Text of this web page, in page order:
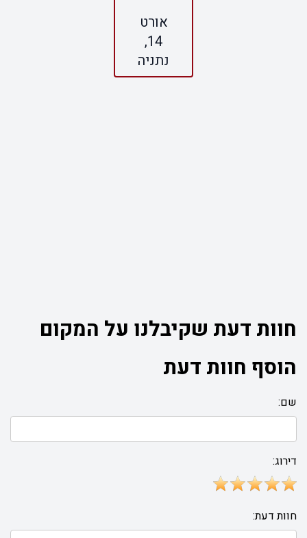
אורט
14,
נתניה
חוות דעת שקיבלנו על המקום
הוסף חוות דעת
שם:
דירוג:
חוות דעת: